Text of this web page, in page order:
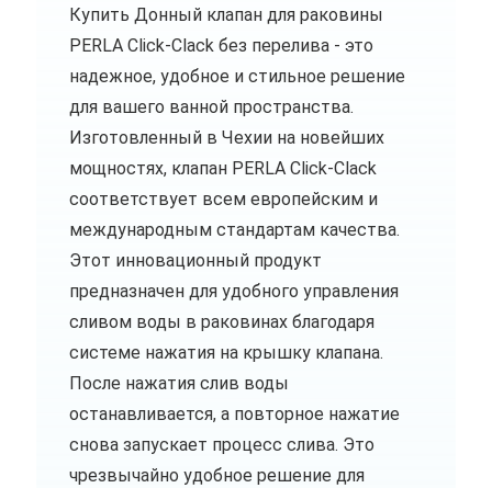
Купить Донный клапан для раковины
PERLA Click-Clack без перелива - это
надежное, удобное и стильное решение
для вашего ванной пространства.
Изготовленный в Чехии на новейших
мощностях, клапан PERLA Click-Clack
соответствует всем европейским и
международным стандартам качества.
Этот инновационный продукт
предназначен для удобного управления
сливом воды в раковинах благодаря
системе нажатия на крышку клапана.
После нажатия слив воды
останавливается, а повторное нажатие
снова запускает процесс слива. Это
чрезвычайно удобное решение для